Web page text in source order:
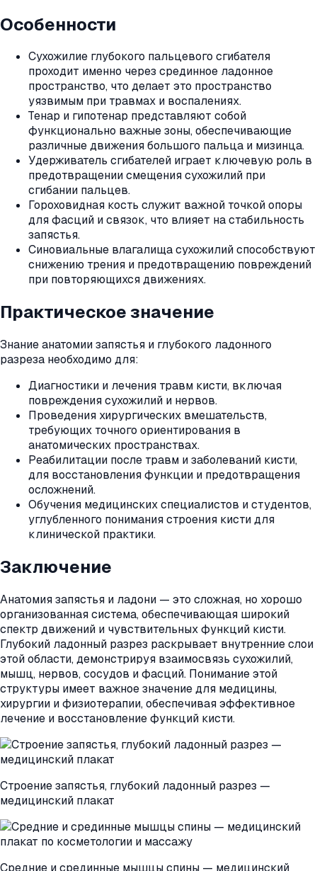
Особенности
Сухожилие глубокого пальцевого сгибателя
проходит именно через срединное ладонное
пространство, что делает это пространство
уязвимым при травмах и воспалениях.
Тенар и гипотенар представляют собой
функционально важные зоны, обеспечивающие
различные движения большого пальца и мизинца.
Удерживатель сгибателей играет ключевую роль в
предотвращении смещения сухожилий при
сгибании пальцев.
Гороховидная кость служит важной точкой опоры
для фасций и связок, что влияет на стабильность
запястья.
Синовиальные влагалища сухожилий способствуют
снижению трения и предотвращению повреждений
при повторяющихся движениях.
Практическое значение
Знание анатомии запястья и глубокого ладонного
разреза необходимо для:
Диагностики и лечения травм кисти, включая
повреждения сухожилий и нервов.
Проведения хирургических вмешательств,
требующих точного ориентирования в
анатомических пространствах.
Реабилитации после травм и заболеваний кисти,
для восстановления функции и предотвращения
осложнений.
Обучения медицинских специалистов и студентов,
углубленного понимания строения кисти для
клинической практики.
Заключение
Анатомия запястья и ладони — это сложная, но хорошо
организованная система, обеспечивающая широкий
спектр движений и чувствительных функций кисти.
Глубокий ладонный разрез раскрывает внутренние слои
этой области, демонстрируя взаимосвязь сухожилий,
мышц, нервов, сосудов и фасций. Понимание этой
структуры имеет важное значение для медицины,
хирургии и физиотерапии, обеспечивая эффективное
лечение и восстановление функций кисти.
Строение запястья, глубокий ладонный разрез —
медицинский плакат
Средние и срединные мышцы спины — медицинский